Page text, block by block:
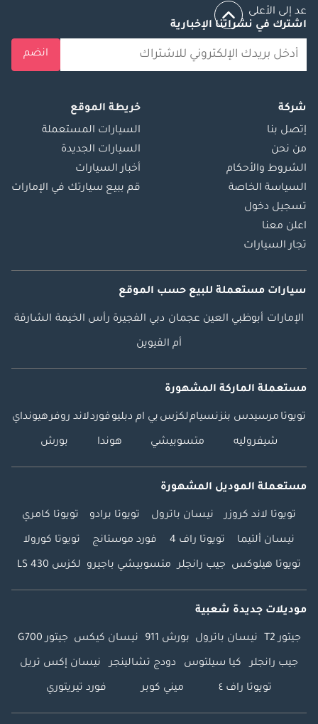
عد إلى الأعلى
اشترك في نشراتنا الإخبارية
انضم
شركة
إتصل بنا
من نحن
الشروط والأحكام
السياسة الخاصة
تسجيل دخول
اعلن معنا
تجار السيارات
خريطة الموقع
السيارات المستعملة
السيارات الجديدة
أخبار السيارات
قم ببيع سيارتك في الإمارات
سيارات مستعملة للبيع حسب الموقع
الإمارات أبوظبي العين عجمان دبي الفجيرة رأس الخيمة الشارقة
أم القيوين
مستعملة الماركة المشهورة
تويوتا مرسيدس بنزنسياملكزس بي ام دبليوفوردلاند روفرهيونداي
شيفروليه متسوبيشي هوندا بورش
مستعملة الموديل المشهورة
تويوتا لاند كروزر نيسان باترول تويوتا برادو تويوتا كامري
نيسان ألتيما تويوتا راف 4 فورد موستانج تويوتا كورولا
تويوتا هيلوكس جيب رانجلر متسوبيشي باجيرو لكزس LS 430
موديلات جديدة شعبية
جيتور T2 نيسان باترول بورش 911 نيسان كيكس جيتور G700
جيب رانجلر كيا سيلتوس دودج تشالينجر نيسان إكس تريل
تويوتا راف ٤ ميني كوبر فورد تيريتوري